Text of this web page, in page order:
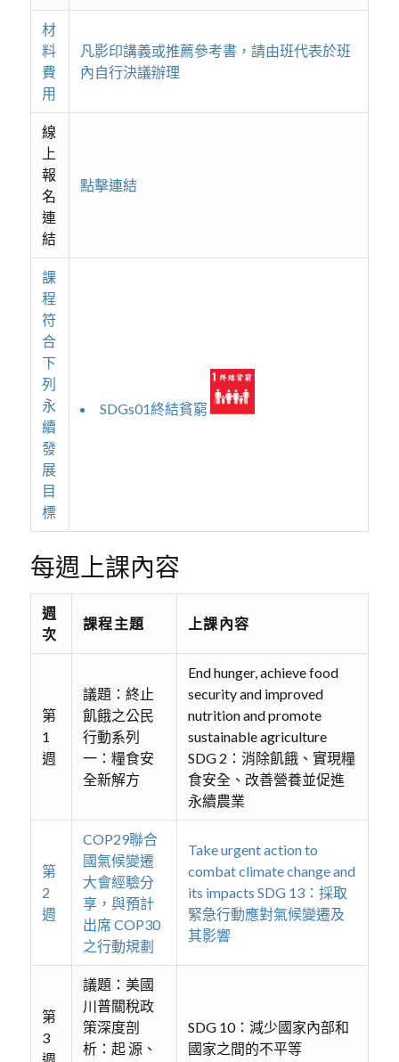
材
料
費
用
凡影印講義或推薦參考書，請由班代表於班
內自行決議辦理
線
上
報
名
連
結
點擊連結
課
程
符
合
下
列
永
續
發
展
目
標
SDGs01終結貧窮
每週上課內容
週
次
課程主題 上課內容
第
1
週
議題：終止
飢餓之公民
行動系列
一：糧食安
全新解方
End hunger, achieve food
security and improved
nutrition and promote
sustainable agriculture
SDG 2：消除飢餓、實現糧
食安全、改善營養並促進
永續農業
第
2
週
COP29聯合
國氣候變遷
大會經驗分
享，與預計
出席 COP30
之行動規劃
Take urgent action to
combat climate change and
its impacts SDG 13：採取
緊急行動應對氣候變遷及
其影響
第
3
議題：美國
川普關稅政
策深度剖
析：起 源、
SDG 10：減少國家內部和
國家之間的不平等